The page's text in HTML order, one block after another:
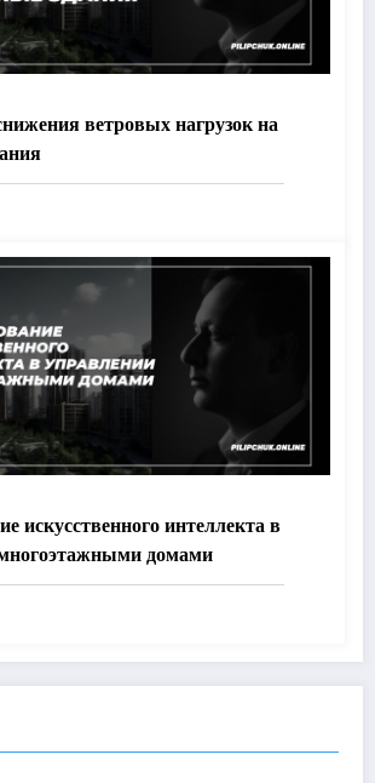
ветровых нагрузок на
искусственного интеллекта в
домами